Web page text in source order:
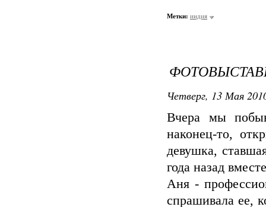
Метки: индия
Четверг, 13 Мая
Вчера мы
наконец-то,
девушка,
года назад
Аня -
спрашивала ее,